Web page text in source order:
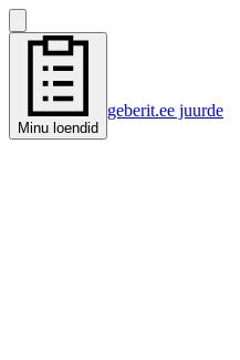
Minu loendid
geberit.ee juurde